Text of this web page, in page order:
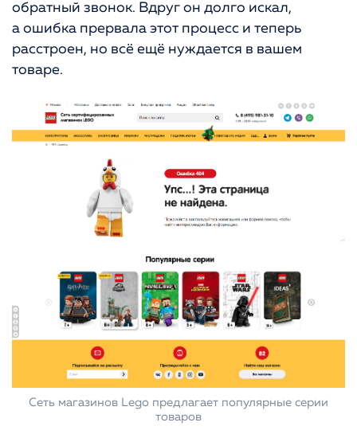
обратный звонок. Вдруг он долго искал,
а ошибка прервала этот процесс и теперь
расстроен, но всё ещё нуждается в вашем
товаре.
Сеть магазинов Lego предлагает популярные серии
товаров